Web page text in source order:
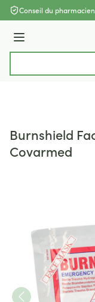
Aller au contenu
Conseil du pharmacien
Menu
Burnshield
Covarmed